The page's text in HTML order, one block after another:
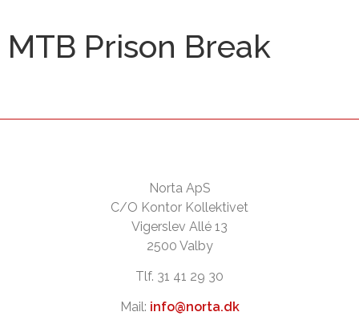
MTB Prison Break
Norta ApS
C/O Kontor Kollektivet
Vigerslev Allé 13
2500 Valby
Tlf. 31 41 29 30
Mail: info@norta.dk